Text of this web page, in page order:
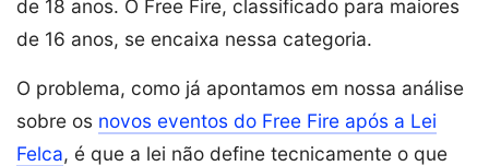
de 18 anos. O Free Fire, classificado para maiores
de 16 anos, se encaixa nessa categoria.
O problema, como já apontamos em nossa análise
sobre os novos eventos do Free Fire após a Lei
Felca, é que a lei não define tecnicamente o que